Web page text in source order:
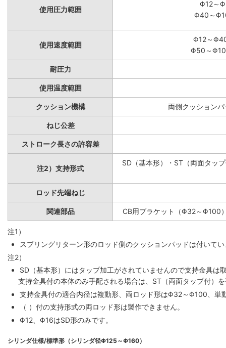
使用圧力範囲
Φ12～
Φ40～
使用速度範囲
Φ12～
Φ50～
耐圧力
使用温度範囲
クッション機構 両側クッション
ねじ公差
ストローク長さの許容差
注2）支持形式
SD（基本形）・ST（両面タッ
ロッド先端ねじ
関連部品 CB用ブラケット（Φ32～Φ100
注1）
スプリングリターン形のロッド側のクッションパッドは付い
注2）
SD（基本形）にはタップ加工がされていませんので支持金具は
支持金具付の本体のみ手配される場合は、ST（両面タップ付）
支持金具付の適合内径は複動形、両ロッド形はΦ32～Φ100、
（ ）付の支持形式の両ロッド形は製作できません。
Φ12、Φ16はSD形のみです。
シリンダ仕様/標準形（シリンダ径Φ125～Φ160）